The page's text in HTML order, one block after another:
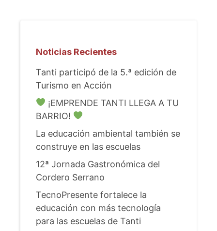
Noticias Recientes
Tanti participó de la 5.ª edición de
Turismo en Acción
¡EMPRENDE TANTI LLEGA A TU
BARRIO!
La educación ambiental también se
construye en las escuelas
12ª Jornada Gastronómica del
Cordero Serrano
TecnoPresente fortalece la
educación con más tecnología
para las escuelas de Tanti